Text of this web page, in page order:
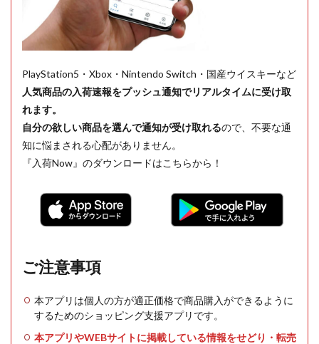
PlayStation5・Xbox・Nintendo Switch・国産ウイスキーなど
人気商品の入荷速報をプッシュ通知でリアルタイムに受け取
れます。
自分の欲しい商品を選んで通知が受け取れるので、不要な通
知に悩まされる心配がありません。
『入荷Now』のダウンロードはこちらから！
ご注意事項
本アプリは個人の方が適正価格で商品購入ができるように
するためのショッピング支援アプリです。
本アプリやWEBサイトに掲載している情報をせどり・転売